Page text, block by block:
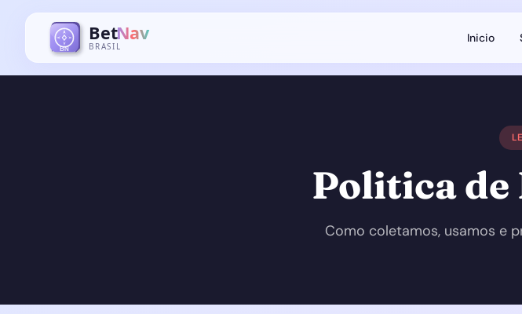
Inicio
Politica
Como coletamos, usamos e